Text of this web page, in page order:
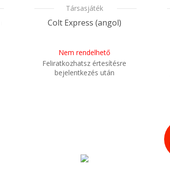
Társasjáték
Colt Express (angol)
Nem rendelhető
Feliratkozhatsz értesítésre
bejelentkezés után